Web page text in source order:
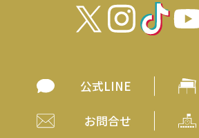
公式LINE
お問合せ